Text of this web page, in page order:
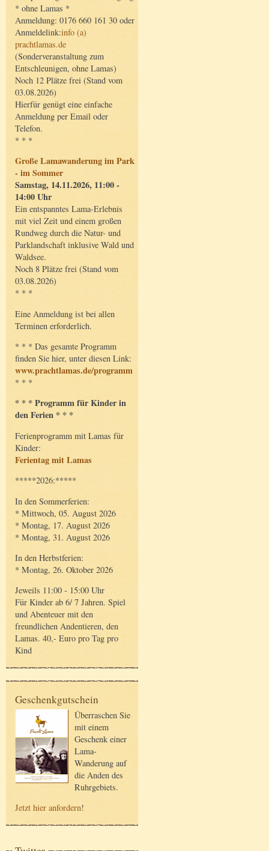
* ohne Lamas *
Anmeldung: 0176 660 161 30 oder
Anmeldelink:info (a)
prachtlamas.de
(Sonderveranstaltung zum
Entschleunigen, ohne Lamas)
Noch 12 Plätze frei (Stand vom
03.08.2026)
Hierfür genügt eine einfache
Anmeldung per Email oder
Telefon.
* * *
Große Lamawanderung im Park
- im Sommer
Samstag, 14.11.2026, 11:00 -
14:00 Uhr
Ein entspanntes Lama-Erlebnis
mit viel Zeit und einem großen
Rundweg durch die Natur- und
Parklandschaft inklusive Wald und
Waldsee.
Noch 8 Plätze frei (Stand vom
03.08.2026)
* * *
Eine Anmeldung ist bei allen
Terminen erforderlich.
* * * Das gesamte Programm
finden Sie hier, unter diesen Link:
www.prachtlamas.de/programm
* * *
* * * Programm für Kinder in
den Ferien * * *
Ferienprogramm mit Lamas für
Kinder:
Ferientag mit Lamas
*****2026:*****
In den Sommerferien:
* Mittwoch, 05. August 2026
* Montag, 17. August 2026
* Montag, 31. August 2026
In den Herbstferien:
* Montag, 26. Oktober 2026
Jeweils 11:00 - 15:00 Uhr
Für Kinder ab 6/ 7 Jahren. Spiel
und Abenteuer mit den
freundlichen Andentieren, den
Lamas. 40,- Euro pro Tag pro
Kind
Geschenkgutschein
Überraschen Sie
mit einem
Geschenk einer
Lama-
Wanderung auf
die Anden des
Ruhrgebiets.
Jetzt hier anfordern!